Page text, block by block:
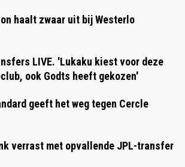
haalt zwaar uit bij Westerlo
LIVE. 'Lukaku kiest voor deze
ook Godts heeft gekozen'
geeft het weg tegen Cercle
verrast met opvallende JPL-transfer